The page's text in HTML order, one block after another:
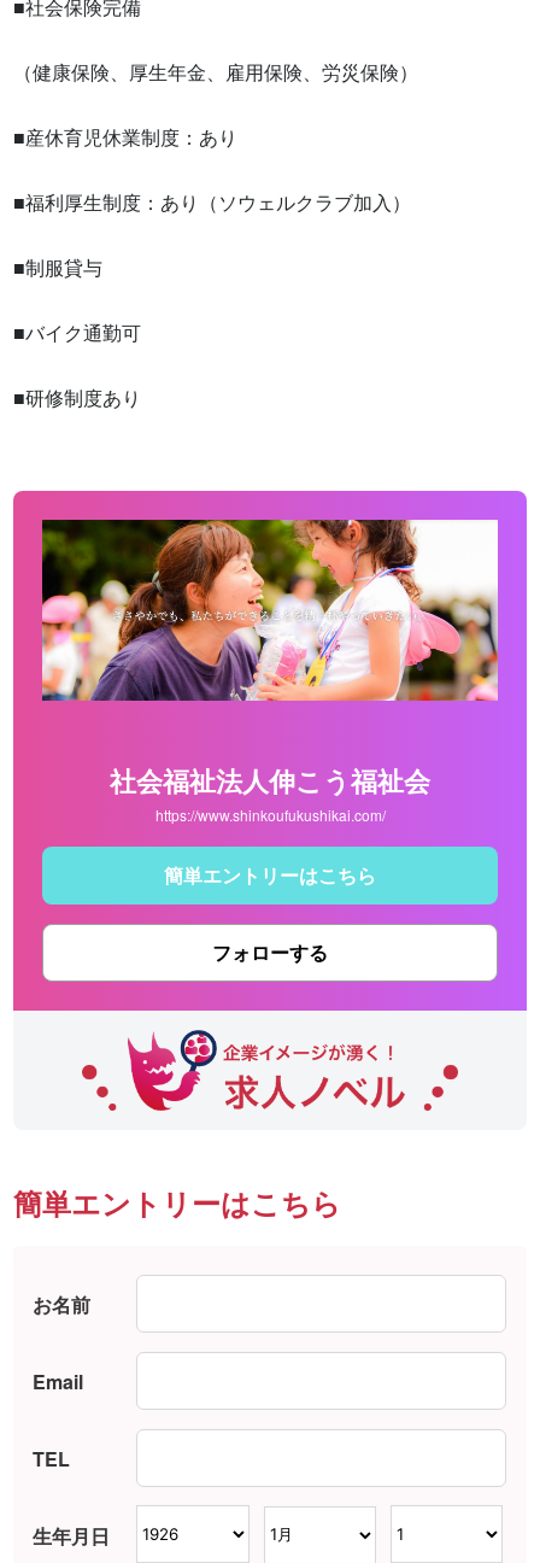
■社会保険完備
（健康保険、厚生年金、雇用保険、労災保険）
■産休育児休業制度：あり
■福利厚生制度：あり（ソウェルクラブ加入）
■制服貸与
■バイク通勤可
■研修制度あり
社会福祉法人伸こう福祉会
https://www.shinkoufukushikai.com/
簡単エントリーはこちら
フォローする
簡単エントリーはこちら
お名前
Email
TEL
生年月日